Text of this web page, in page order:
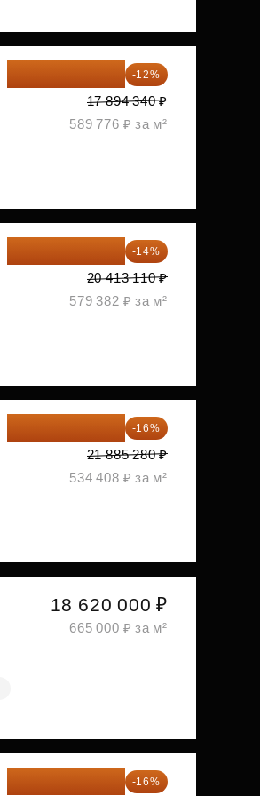
-12%
17 894 340 ₽
589 776 ₽ за м²
-14%
20 413 110 ₽
579 382 ₽ за м²
-16%
21 885 280 ₽
534 408 ₽ за м²
18 620 000 ₽
665 000 ₽ за м²
-16%